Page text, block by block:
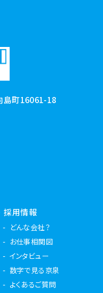
島町16061-18
採用情報
どんな会社？
お仕事相関図
インタビュー
数字で見る京泉
よくあるご質問